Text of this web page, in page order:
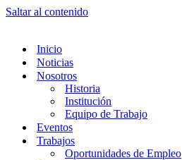
Saltar al contenido
Inicio
Noticias
Nosotros
Historia
Institución
Equipo de Trabajo
Eventos
Trabajos
Oportunidades de Empleo